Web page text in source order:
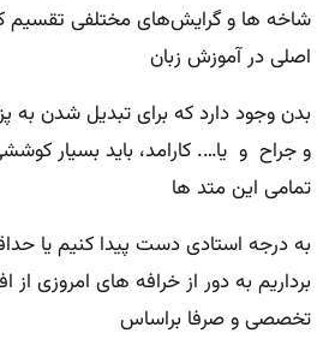
شاخه ها و گرایش‌های مختلفی تقسیم
اصلی در آموزش زبان
بدن وجود دارد که برای تبدیل شدن
و جراح و یا…. کارامد،‌ باید بسیار
تمامی این متد ها
به درجه استادی دست پیدا کنیم یا
برداریم به دور از خرافه های امروزی
تخصصی و صرفا براساس